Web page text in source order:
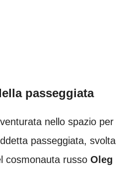
passeggiata
nello spazio per
passeggiata, svolta
cosmonauta russo Oleg